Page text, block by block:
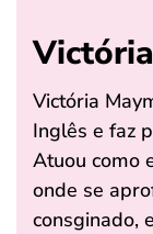
Victória
Inglês e faz
Atuou como
onde se
consginado,